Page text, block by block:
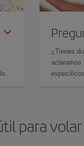
¿Tienes
aclaramos
para volar